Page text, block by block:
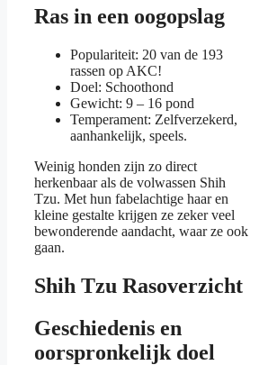
Ras in een oogopslag
Populariteit: 20 van de 193
rassen op AKC!
Doel: Schoothond
Gewicht: 9 – 16 pond
Temperament: Zelfverzekerd,
aanhankelijk, speels.
Weinig honden zijn zo direct
herkenbaar als de volwassen Shih
Tzu. Met hun fabelachtige haar en
kleine gestalte krijgen ze zeker veel
bewonderende aandacht, waar ze ook
gaan.
Shih Tzu Rasoverzicht
Geschiedenis en
oorspronkelijk doel